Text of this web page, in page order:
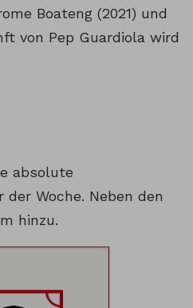
Boateng (2021) und
von Pep Guardiola wird
absolute
Woche. Neben den
hinzu.